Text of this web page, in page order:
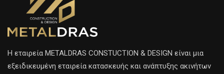
H εταιρεία METALDRAS CONSTUCTION & DESIGN είναι μια
εξειδικευμένη εταιρεία κατασκευής και ανάπτυξης ακινήτων